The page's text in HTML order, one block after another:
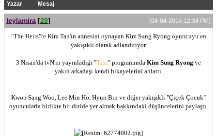
Yazar Mesaj
(04-04-2014 12:34 PM)
leylamira [20]
"The Heirs"te Kim Tan'ın annesini oynayan Kim Sung Ryong oyuncuyu en
yakışıklı olarak adlandırıyor.
3 Nisan'da tvN'in yayınladığı "Taxi" programında Kim Sung Ryong ve
yakın arkadaşı kendi hikayelerini anlattı.
Kwon Sang Woo, Lee Min Ho, Hyun Bin ve diğer yakışıklı "Çiçek Çocuk"
oyuncularla birlikte bir dizide yer almak hakkındaki düşüncelerini paylaştı.